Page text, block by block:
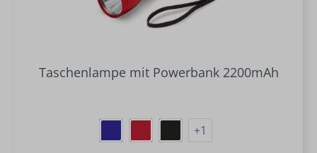
Taschenlampe mit Powerbank 2200mAh
+1